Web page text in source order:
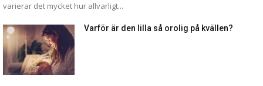
varierar det mycket hur allvarligt...
Varför är den lilla så orolig på kvällen?